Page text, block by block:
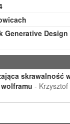
Generative Design
skrawalność
- Krzysztof